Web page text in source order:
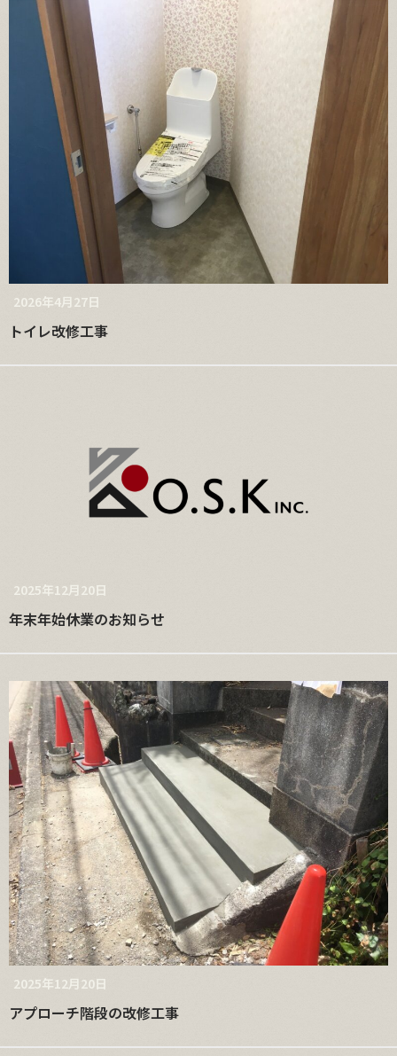
2026年4月27日
トイレ改修工事
2025年12月20日
年末年始休業のお知らせ
2025年12月20日
アプローチ階段の改修工事